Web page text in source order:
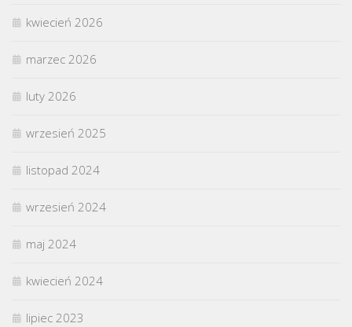
kwiecień 2026
marzec 2026
luty 2026
wrzesień 2025
listopad 2024
wrzesień 2024
maj 2024
kwiecień 2024
lipiec 2023